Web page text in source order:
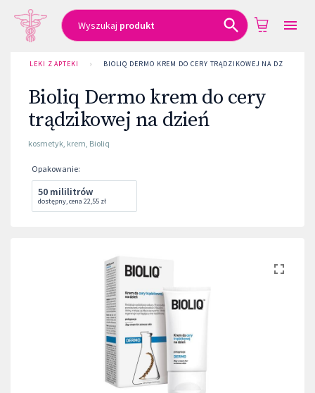
Wyszukaj produkt
LEKI Z APTEKI › BIOLIQ DERMO KREM DO CERY TRĄDZIKOWEJ NA DZIEŃ
Bioliq Dermo krem do cery
trądzikowej na dzień
kosmetyk, krem, Bioliq
Opakowanie:
50 mililitrów
dostępny,cena 22,55 zł